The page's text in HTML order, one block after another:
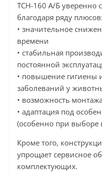
ТСН-160 А/Б уверенно
благодаря ряду плюсов:
• значительное
времени
• стабильная
постоянной
• повышение гигиены
заболеваний у
• возможность
• адаптация под
(особенно при выборе
Кроме того,
упрощает сервисное
комплектующих.